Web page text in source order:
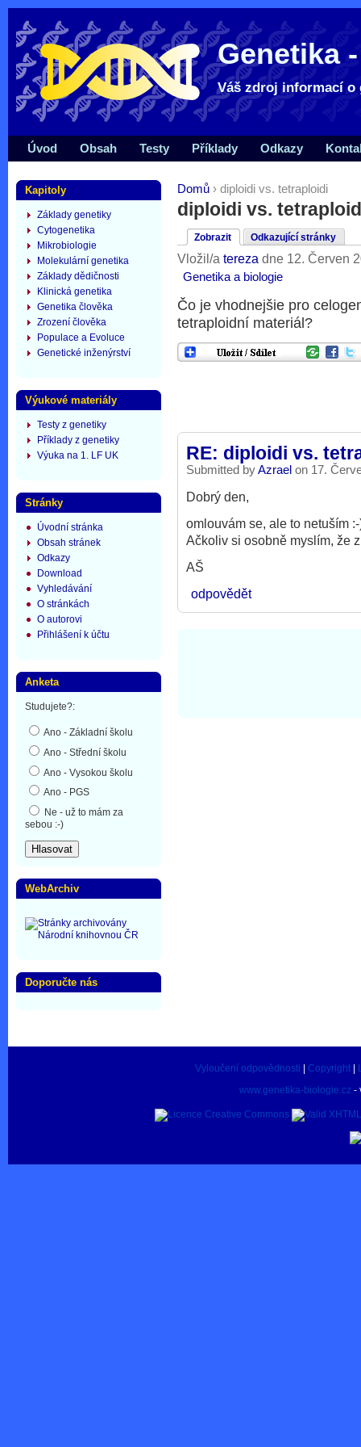
Genetika
Váš zdroj informací o
Domů › diploidi vs. tetraploidi
diploidi vs.
Zobrazit Odkazující stránky
Vložil/a tereza dne 12. Červen
Genetika a biologie
Čo je vhodnejšie pro
tetraploidní materiál?
RE: diploidi vs.
Submitted byAzrael on 17.
Dobrý den,
omlouvám se, ale to netuším
Ačkoliv si osobně myslím, že
AŠ
odpovědět
Úvod Obsah Testy Příklady Odkazy
Kapitoly
Základy genetiky
Cytogenetika
Mikrobiologie
Molekulární genetika
Základy dědičnosti
Klinická genetika
Genetika člověka
Zrození člověka
Populace a Evoluce
Genetické inženýrství
Výukové materiály
Testy z genetiky
Příklady z genetiky
Výuka na 1. LF UK
Stránky
Úvodní stránka
Obsah stránek
Odkazy
Download
Vyhledávání
O stránkách
O autorovi
Přihlášení k účtu
Anketa
Studujete?:
Ano - Základní školu
Ano - Střední školu
Ano - Vysokou školu
Ano - PGS
Ne - už to mám za
sebou :-)
WebArchiv
Doporučte nás
Vyloučení odpovědnosti Copyright
www.genetika-biologie.cz -